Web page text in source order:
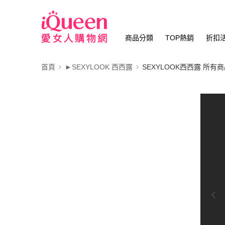
商品分類 TOP熱銷 折扣
首頁 ►SEXYLOOK 西西露 SEXYLOOK西西露 所有